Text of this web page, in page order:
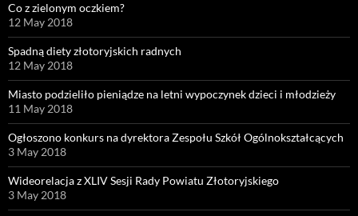
Co z zielonym oczkiem?
12 May 2018
Spadną diety złotoryjskich radnych
12 May 2018
Miasto podzieliło pieniądze na letni wypoczynek dzieci i młodzieży
11 May 2018
Ogłoszono konkurs na dyrektora Zespołu Szkół Ogólnokształcących
3 May 2018
Wideorelacja z XLIV Sesji Rady Powiatu Złotoryjskiego
3 May 2018